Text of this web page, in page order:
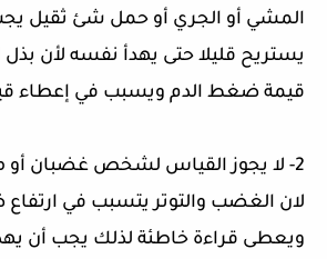
المشي أو الجري أو حمل شئ ثقيل
يستريح قليلا حتى يهدأ نفسه لأن بذل
قيمة ضغط الدم ويسبب في إعطاء
2- لا يجوز القياس لشخص غضبان أو
لان الغضب والتوتر يتسبب في
ويعطى قراءة خاطئة لذلك يجب أن